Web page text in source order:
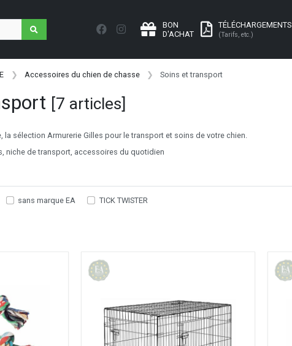
BON
D'ACHAT
TÉLÉCHARGEMENTS
(Tarifs, etc.)
Accessoires du chien de chasse Soins et transport
[7 articles]
la sélection Armurerie Gilles pour le transport et soins de votre chien.
niche de transport, accessoires du quotidien
sans marque EA TICK TWISTER